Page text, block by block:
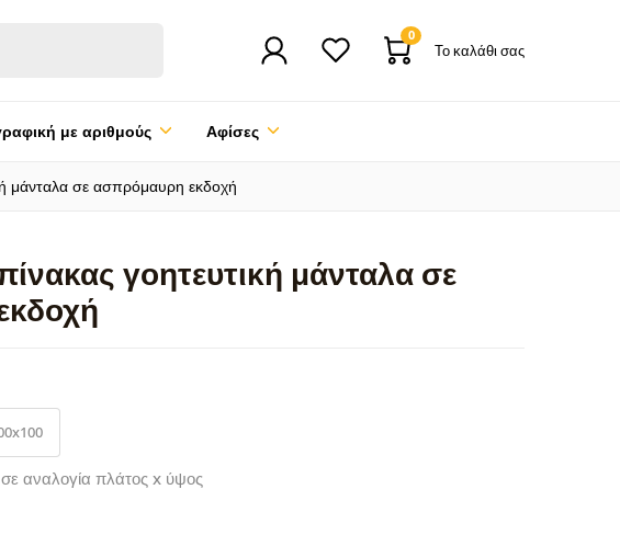
0
Το καλάθι σας
με αριθμούς Αφίσες
μάνταλα σε ασπρόμαυρη εκδοχή
γοητευτική μάνταλα σε
σε αναλογία πλάτος x ύψος